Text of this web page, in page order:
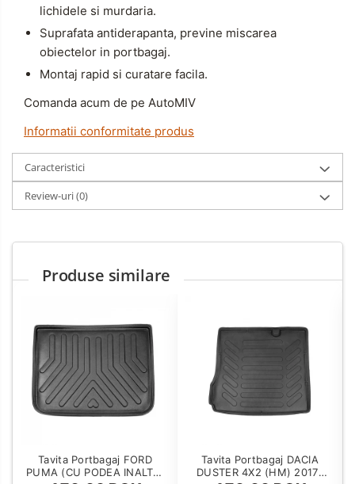
lichidele si murdaria.
Suprafata antiderapanta, previne miscarea
obiectelor in portbagaj.
Montaj rapid si curatare facila.
Comanda acum de pe AutoMIV
Informatii conformitate produs
Caracteristici
Review-uri(0)
Produse similare
Tavita Portbagaj FORD
PUMA (CU PODEA INALTA)
Tavita Portbagaj DACIA
DUSTER 4X2 (HM) 2017-